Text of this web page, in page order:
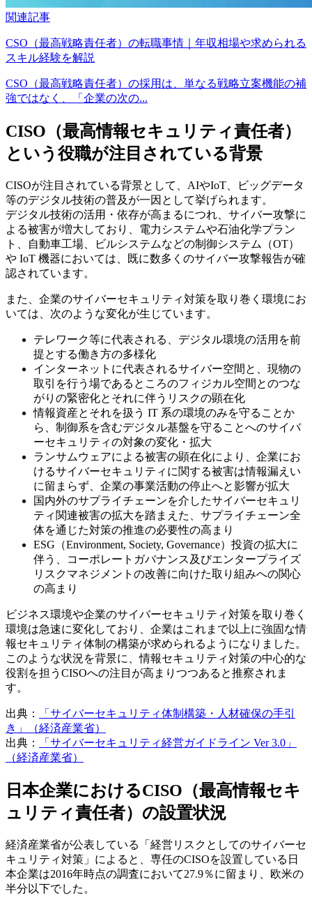
関連記事
CSO（最高戦略責任者）の転職事情｜年収相場や求められる
スキル経験を解説
CSO（最高戦略責任者）の採用は、単なる戦略立案機能の補
強ではなく、「企業の次の...
CISO（最高情報セキュリティ責任者）
という役職が注目されている背景
CISOが注目されている背景として、AIやIoT、ビッグデータ
等のデジタル技術の普及が一因として挙げられます。
デジタル技術の活用・依存が高まるにつれ、サイバー攻撃に
よる被害が増大しており、電力システムや石油化学プラン
ト、自動車工場、ビルシステムなどの制御システム（OT）
や IoT 機器においては、既に数多くのサイバー攻撃報告が確
認されています。
また、企業のサイバーセキュリティ対策を取り巻く環境にお
いては、次のような変化が生じています。
テレワーク等に代表される、デジタル環境の活用を前
提とする働き方の多様化
インターネットに代表されるサイバー空間と、現物の
取引を行う場であるところのフィジカル空間とのつな
がりの緊密化とそれに伴うリスクの顕在化
情報資産とそれを扱う IT 系の環境のみを守ることか
ら、制御系を含むデジタル基盤を守ることへのサイバ
ーセキュリティの対象の変化・拡大
ランサムウェアによる被害の顕在化により、企業にお
けるサイバーセキュリティに関する被害は情報漏えい
に留まらず、企業の事業活動の停止へと影響が拡大
国内外のサプライチェーンを介したサイバーセキュリ
ティ関連被害の拡大を踏まえた、サプライチェーン全
体を通じた対策の推進の必要性の高まり
ESG（Environment, Society, Governance）投資の拡大に
伴う、コーポレートガバナンス及びエンタープライズ
リスクマネジメントの改善に向けた取り組みへの関心
の高まり
ビジネス環境や企業のサイバーセキュリティ対策を取り巻く
環境は急速に変化しており、企業はこれまで以上に強固な情
報セキュリティ体制の構築が求められるようになりました。
このような状況を背景に、情報セキュリティ対策の中心的な
役割を担うCISOへの注目が高まりつつあると推察されま
す。
出典：
「サイバーセキュリティ体制構築・人材確保の手引
き」（経済産業省）
出典：
「サイバーセキュリティ経営ガイドライン Ver 3.0」
（経済産業省）
日本企業におけるCISO（最高情報セキ
ュリティ責任者）の設置状況
経済産業省が公表している「経営リスクとしてのサイバーセ
キュリティ対策」によると、専任のCISOを設置している日
本企業は2016年時点の調査において27.9％に留まり、欧米の
半分以下でした。